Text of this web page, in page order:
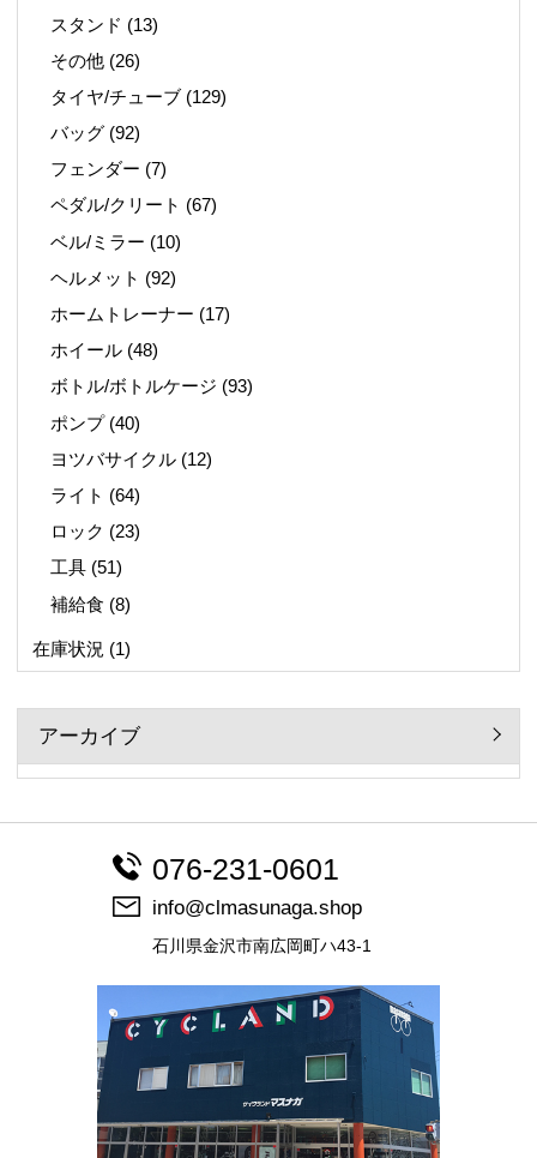
スタンド (13)
その他 (26)
タイヤ/チューブ (129)
バッグ (92)
フェンダー (7)
ペダル/クリート (67)
ベル/ミラー (10)
ヘルメット (92)
ホームトレーナー (17)
ホイール (48)
ボトル/ボトルケージ (93)
ポンプ(40)
ヨツバサイクル (12)
ライト (64)
ロック (23)
工具 (51)
補給食 (8)
在庫状況 (1)
アーカイブ
076-231-0601
info@clmasunaga.shop
石川県金沢市南広岡町ハ43-1